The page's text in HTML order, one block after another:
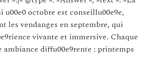
u00e0 octobre est conseillu00e9e,
les vendanges en septembre, qui
vivante et immersive. Chaque
ambiance diffu00e9rente : printemps